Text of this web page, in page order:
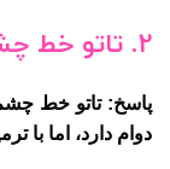
2. تاتو خط چشم چقدر ماندگار است؟
دوام دارد، اما با